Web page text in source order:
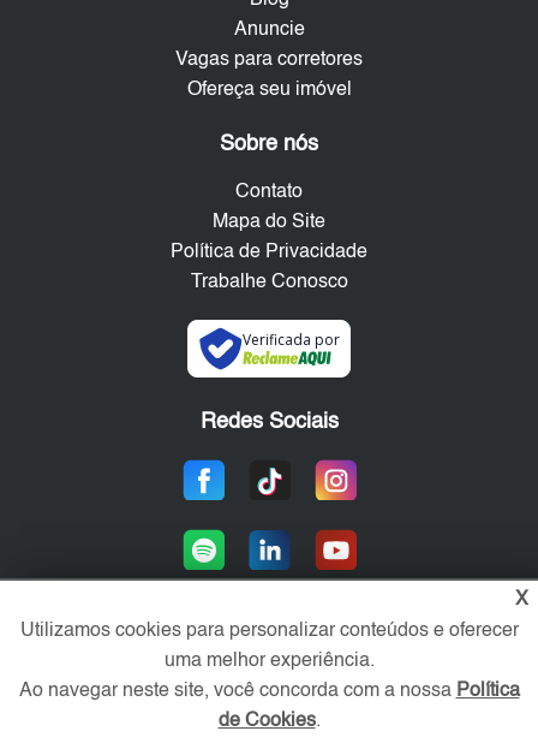
Anuncie
Vagas para corretores
Ofereça seu imóvel
Sobre nós
Contato
Mapa do Site
Política de Privacidade
Trabalhe Conosco
Verificada por
Redes Sociais
Área exclusiva aos anunciantes,
acesse sua conta:
X
Utilizamos cookies para personalizar conteúdos e oferecer
uma melhor experiência.
Ao navegar neste site, você concorda com a nossa Política
de Cookies.